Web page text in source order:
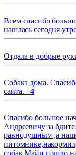
Всем спасибо
нашлась сегодня
Отдала в добрые
Собака дома.
сайта. +4
Спасибо большое
Андреевичу за
равнодушным ,а
собак.Майи пошло